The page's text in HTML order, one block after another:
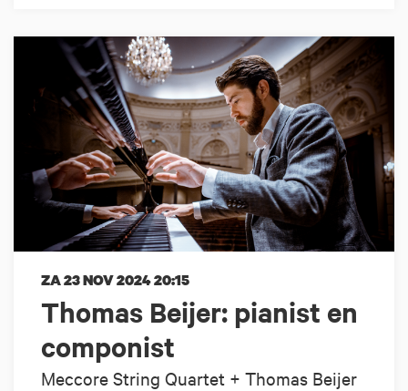
Thomas Beijer: pianist en
componist
Meccore String Quartet + Thomas Beijer
ZA 23 NOV 202420:15